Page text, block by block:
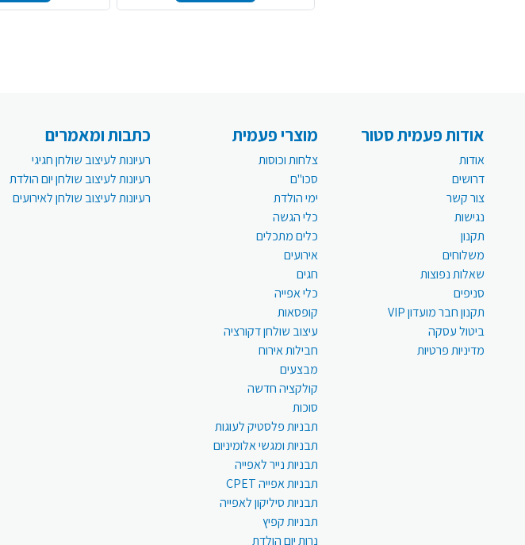
אודות פעמית סטור
אודות
דרושים
צור קשר
נגישות
תקנון
משלוחים
שאלות נפוצות
סניפים
תקנון חבר מועדון VIP
ביטול עסקה
מדיניות פרטיות
מוצרי פעמית
צלחות וכוסות
סכו"ם
ימי הולדת
כלי הגשה
כלים מתכלים
אירועים
חגים
כלי אפייה
קופסאות
עיצוב שולחן דקורציה
חבילות אירוח
מבצעים
קולקציה חדשה
סוכות
תבניות פלסטיק לעוגות
תבניות ומגשי אלומיניום
תבניות נייר לאפייה
תבניות אפייה CPET
תבניות סיליקון לאפייה
תבניות קפיץ
נרות יום הולדת
כתבות ומאמרים
רעיונות לעיצוב שולחן חגיגי
רעיונות לעיצוב שולחן יום הולדת
רעיונות לעיצוב שולחן לאירועים